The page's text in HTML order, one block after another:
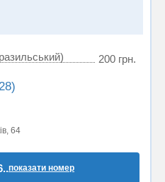
200 грн.
64
показати номер